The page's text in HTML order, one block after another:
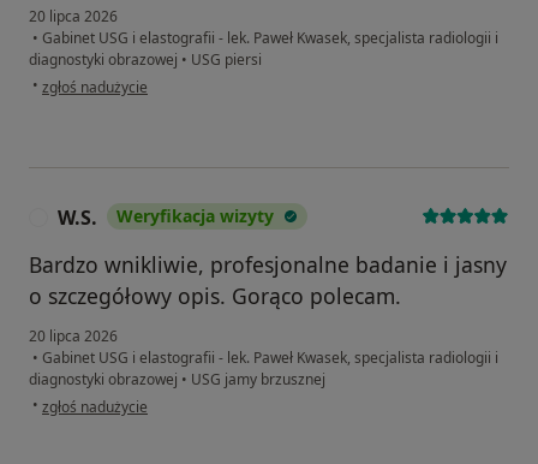
20 lipca 2026
• Gabinet USG i elastografii - lek. Paweł Kwasek, specjalista radiologii i
diagnostyki obrazowej • USG piersi
• w opinii użytkownika M.G.
zgłoś nadużycie
W.S. Weryfikacja wizyty
Bardzo wnikliwie, profesjonalne badanie i jasny
o szczegółowy opis. Gorąco polecam.
20 lipca 2026
• Gabinet USG i elastografii - lek. Paweł Kwasek, specjalista radiologii i
diagnostyki obrazowej • USG jamy brzusznej
• w opinii użytkownika W.S.
zgłoś nadużycie